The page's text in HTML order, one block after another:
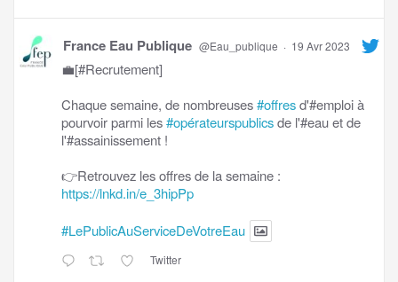
France Eau Publique @Eau_publique · 19 Avr 2023
💼[#Recrutement]
Chaque semaine, de nombreuses#offresd'#emploi à
pourvoir parmi les#opérateurspublicsde l'#eau et de
l'#assainissement !
👉Retrouvez les offres de la semaine :
https://lnkd.in/e_3hipPp
#LePublicAuServiceDeVotreEau
Twitter